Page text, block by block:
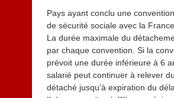
Pays ayant conclu une
de sécurité sociale avec la France
La durée maximale du
par chaque convention. Si la
prévoit une durée inférieure à 6
salarié peut continuer à relever
détaché jusqu’à expiration du